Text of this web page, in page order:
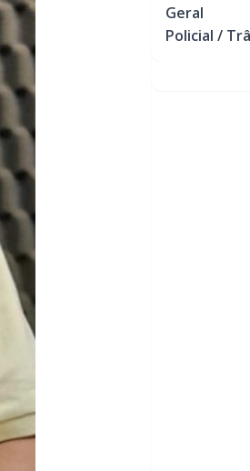
Geral
Policial /